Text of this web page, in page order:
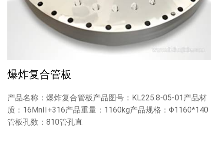
爆炸复合管板
产品名称：爆炸复合管板产品图号：KL225.8-05-01产品材
质：16MnII+316产品重量：1160kg产品规格：Φ1160*140
管板孔数：810管孔直